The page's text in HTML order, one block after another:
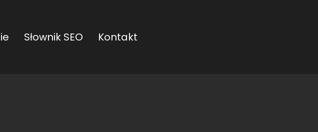
Słownik SEO Kontakt